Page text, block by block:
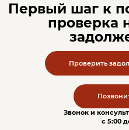
Первый шаг к
проверка
Проверить
Звонок и
c 5:00